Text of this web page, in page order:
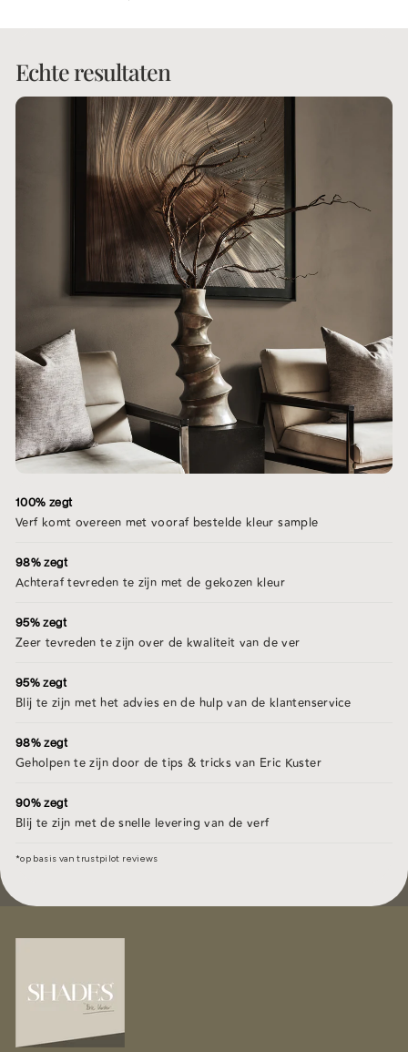
100% zegt
Verf komt overeen met vooraf bestelde kleur sample
98% zegt
Achteraf tevreden te zijn met de gekozen kleur
95% zegt
Zeer tevreden te zijn over de kwaliteit van de ver
95% zegt
Blij te zijn met het advies en de hulp van de klantenservice
98% zegt
Geholpen te zijn door de tips & tricks van Eric Kuster
90% zegt
Blij te zijn met de snelle levering van de verf
*op basis van trustpilot reviews
Echte resultaten